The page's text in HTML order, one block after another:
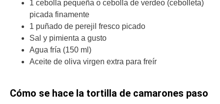
1 cebolla pequeña o cebolla de verdeo (cebolleta)
picada finamente
1 puñado de perejil fresco picado
Sal y pimienta a gusto
Agua fría (150 ml)
Aceite de oliva virgen extra para freír
Cómo se hace la tortilla de camarones paso